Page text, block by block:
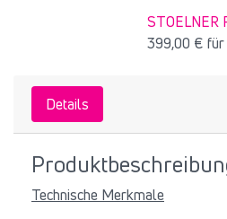
STOELNER
399,00 €für
Details
Technische Merkmale